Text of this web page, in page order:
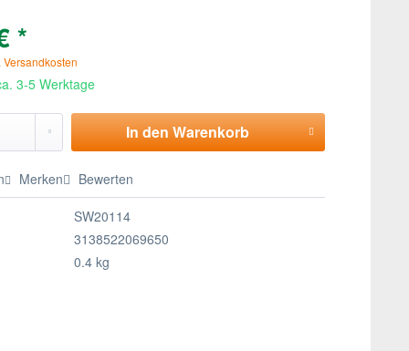
*
Versandkosten
3-5 Werktage
In denWarenkorb
Merken Bewerten
SW20114
3138522069650
0.4 kg